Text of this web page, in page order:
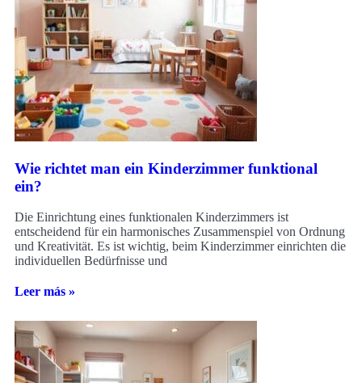
Wie richtet man ein Kinderzimmer funktional
ein?
Die Einrichtung eines funktionalen Kinderzimmers ist
entscheidend für ein harmonisches Zusammenspiel von Ordnung
und Kreativität. Es ist wichtig, beim Kinderzimmer einrichten die
individuellen Bedürfnisse und
Leer más »